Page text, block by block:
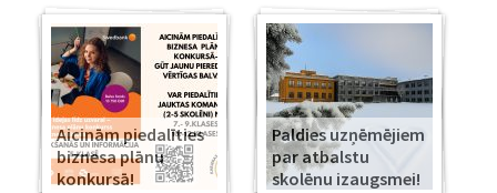
Aicinām piedalīties
biznesa plānu
konkursā!
Paldies uzņēmējiem
par atbalstu
skolēnu izaugsmei!